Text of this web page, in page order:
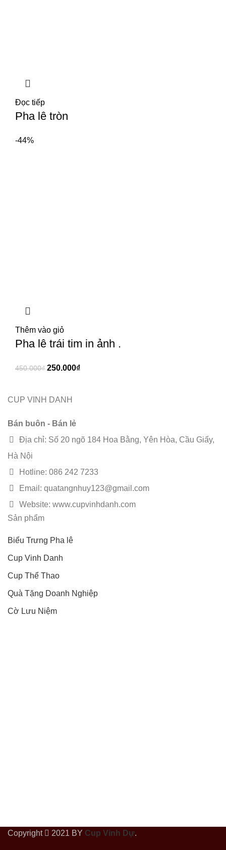
Đọc tiếp
Pha lê tròn
-44%
Thêm vào giỏ
Pha lê trái tim in ảnh .
450.000₫ 250.000₫
CUP VINH DANH
Bán buôn - Bán lẻ
Địa chỉ: Số 20 ngõ 184 Hoa Bằng, Yên Hòa, Cầu Giấy,
Hà Nội
Hotline: 086 242 7233
Email: quatangnhuy123@gmail.com
Website: www.cupvinhdanh.com
Sản phẩm
Biểu Trưng Pha lê
Cup Vinh Danh
Cup Thể Thao
Quà Tặng Doanh Nghiệp
Cờ Lưu Niệm
Copyright 2021 BY Cup Vinh Dự.